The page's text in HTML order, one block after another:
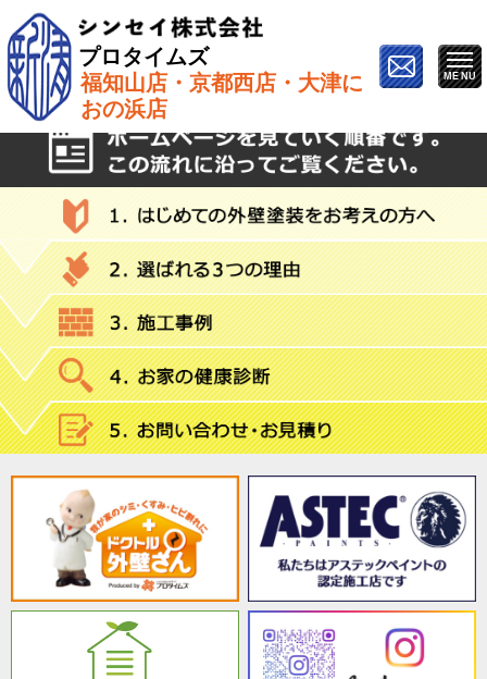
プロタイムズ
福知山店・京都西店・大津に
おの浜店
ホーム»種塗装